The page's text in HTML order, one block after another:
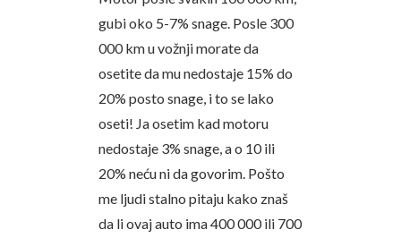
gubi oko 5-7% snage. Posle 300
000 km u vožnji morate da
osetite da mu nedostaje 15% do
20% posto snage, i to se lako
oseti! Ja osetim kad motoru
nedostaje 3% snage, a o 10 ili
20% neću ni da govorim. Pošto
me ljudi stalno pitaju kako znaš
da li ovaj auto ima 400 000 ili 700